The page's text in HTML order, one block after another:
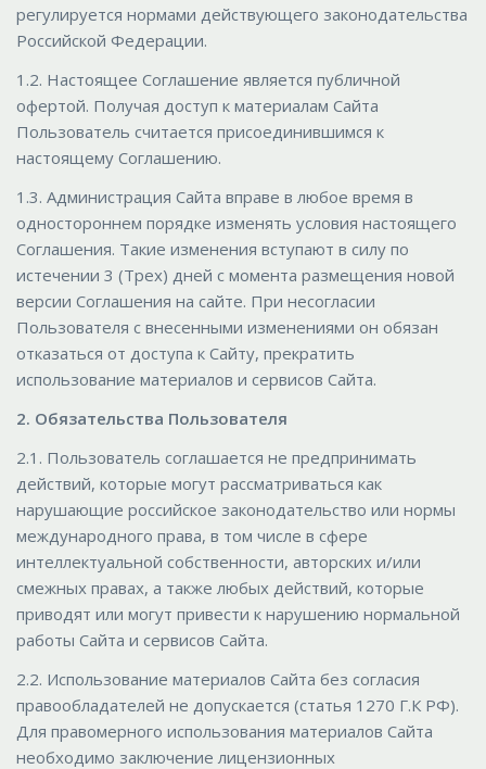
ЯЗЫК
регулируется нормами действующего законодательства
Российской Федерации.
1.2. Настоящее Соглашение является публичной
офертой. Получая доступ к материалам Сайта
Пользователь считается присоединившимся к
настоящему Соглашению.
1.3. Администрация Сайта вправе в любое время в
одностороннем порядке изменять условия настоящего
Соглашения. Такие изменения вступают в силу по
истечении 3 (Трех) дней с момента размещения новой
версии Соглашения на сайте. При несогласии
Пользователя с внесенными изменениями он обязан
отказаться от доступа к Сайту, прекратить
использование материалов и сервисов Сайта.
2. Обязательства Пользователя
2.1. Пользователь соглашается не предпринимать
действий, которые могут рассматриваться как
нарушающие российское законодательство или нормы
международного права, в том числе в сфере
интеллектуальной собственности, авторских и/или
смежных правах, а также любых действий, которые
приводят или могут привести к нарушению нормальной
работы Сайта и сервисов Сайта.
2.2. Использование материалов Сайта без согласия
правообладателей не допускается (статья 1270 Г.К РФ).
Для правомерного использования материалов Сайта
необходимо заключение лицензионных